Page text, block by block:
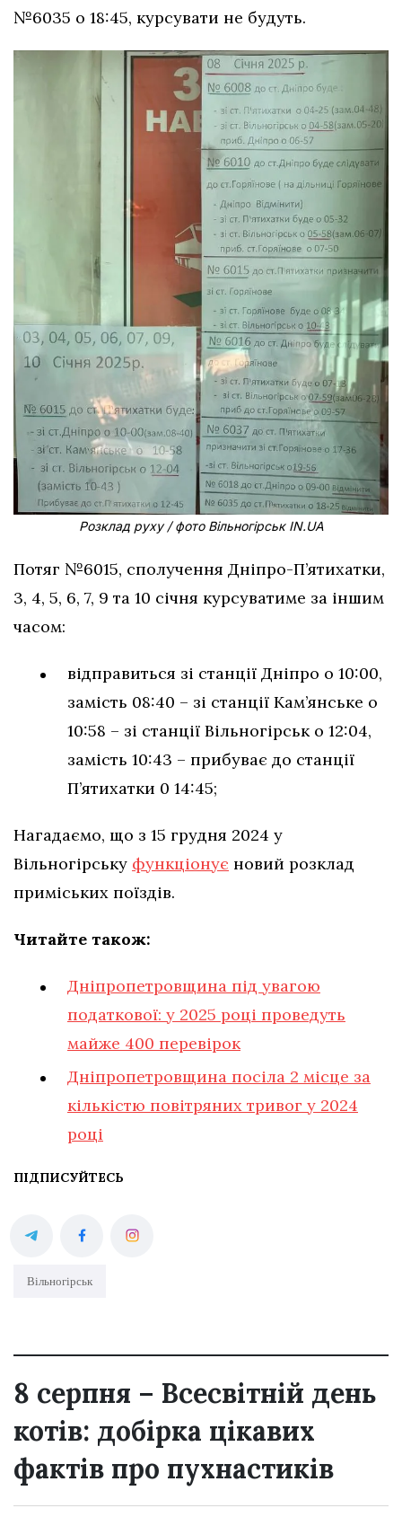
№6035 о 18:45, курсувати не будуть.
Розклад руху / фото Вільногірськ IN.UA
Потяг №6015, сполучення Дніпро-П’ятихатки,
3, 4, 5, 6, 7, 9 та 10 січня курсуватиме за іншим
часом:
відправиться зі станції Дніпро о 10:00,
замість 08:40 – зі станції Кам’янське о
10:58 – зі станції Вільногірськ о 12:04,
замість 10:43 – прибуває до станції
П’ятихатки 0 14:45;
Нагадаємо, що з 15 грудня 2024 у
Вільногірську функціонує новий розклад
приміських поїздів.
Читайте також:
Дніпропетровщина під увагою
податкової: у 2025 році проведуть
майже 400 перевірок
Дніпропетровщина посіла 2 місце за
кількістю повітряних тривог у 2024
році
ПІДПИСУЙТЕСЬ
Вільногірськ
8 серпня – Всесвітній день
котів: добірка цікавих
фактів про пухнастиків